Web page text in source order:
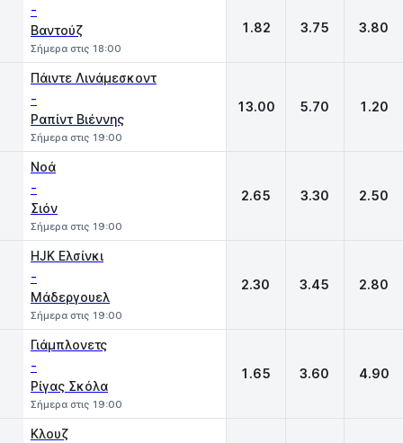
-
Βαντούζ
Σήμερα στις 18:00
1.82 3.75 3.80
Πάιντε Λινάμεσκοντ
-
Ραπίντ Βιέννης
Σήμερα στις 19:00
13.00 5.70 1.20
Νοά
-
Σιόν
Σήμερα στις 19:00
2.65 3.30 2.50
HJK Ελσίνκι
-
Μάδεργουελ
Σήμερα στις 19:00
2.30 3.45 2.80
Γιάμπλονετς
-
Ρίγας Σκόλα
Σήμερα στις 19:00
1.65 3.60 4.90
Κλουζ